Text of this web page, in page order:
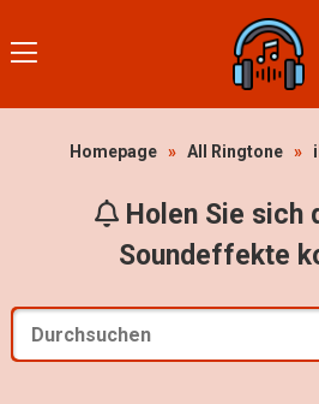
Homepage » All Ringtone »
Holen Sie sich
Soundeffekte